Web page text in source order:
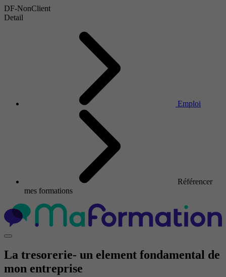
DF-NonClient
Detail
Emploi
Référencer
mes formations
La tresorerie- un element fondamental de
mon entreprise